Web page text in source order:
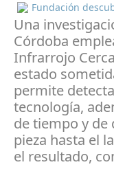
Fundación
Una
Córdoba
Infrarrojo
estado
permite
tecnología,
de tiempo y de
pieza hasta el
el resultado,